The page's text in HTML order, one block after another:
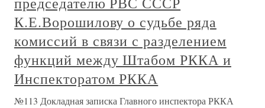
К.Е.Ворошилову о судьбе ряда
комиссий в связи с разделением
функций между Штабом РККА и
Инспекторатом РККА
№113 Докладная записка Главного инспектора РККА